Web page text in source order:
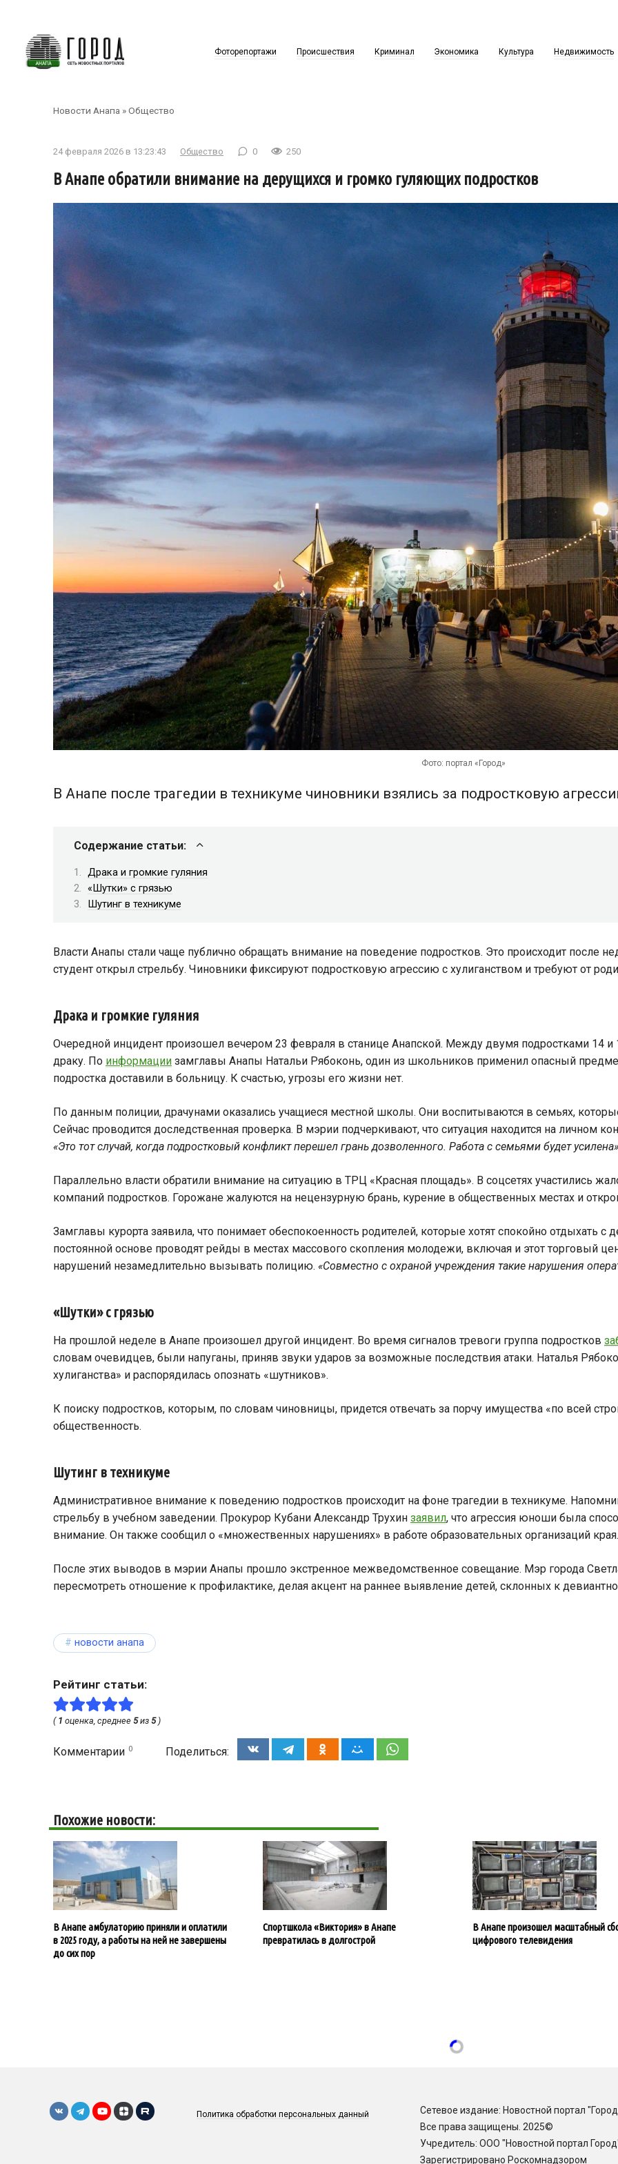
контенту
Фоторепортажи Происшествия Криминал Экономика Культура Недвижимость
Новости Анапа »Общество
24 февраля 2026 в 13:23:43 Общество 0 250
В Анапе обратили внимание на дерущихся и громко гуляющих подростков
Фото: портал «Город»
В Анапе после трагедии в техникуме чиновники взялись за подростковую
Содержание статьи:
Драка и громкие гуляния
«Шутки» с грязью
Шутинг в техникуме
Власти Анапы стали чаще публично обращать внимание на поведение подростков. Это происходит после
студент открыл стрельбу. Чиновники фиксируют подростковую агрессию с хулиганством и требуют от
Драка и громкие гуляния
Очередной инцидент произошел вечером 23 февраля в станице Анапской. Между двумя подростками 14
драку. По информации замглавы Анапы Натальи Рябоконь, один из школьников применил опасный
подростка доставили в больницу. К счастью, угрозы его жизни нет.
По данным полиции, драчунами оказались учащиеся местной школы. Они воспитываются в семьях,
Сейчас проводится доследственная проверка. В мэрии подчеркивают, что ситуация находится на личном
«Это тот случай, когда подростковый конфликт перешел грань дозволенного. Работа с семьями будет
Параллельно власти обратили внимание на ситуацию в ТРЦ «Красная площадь». В соцсетях участились
компаний подростков. Горожане жалуются на нецензурную брань, курение в общественных местах и
Замглавы курорта заявила, что понимает обеспокоенность родителей, которые хотят спокойно отдыхать
постоянной основе проводят рейды в местах массового скопления молодежи, включая и этот торговый
нарушений незамедлительно вызывать полицию. «Совместно с охраной учреждения такие нарушения
«Шутки» с грязью
На прошлой неделе в Анапе произошел другой инцидент. Во время сигналов тревоги группа подростков
словам очевидцев, были напуганы, приняв звуки ударов за возможные последствия атаки. Наталья
хулиганства» и распорядилась опознать «шутников».
К поиску подростков, которым, по словам чиновницы, придется отвечать за порчу имущества «по всей
общественность.
Шутинг в техникуме
Административное внимание к поведению подростков происходит на фоне трагедии в техникуме.
стрельбу в учебном заведении. Прокурор Кубани Александр Трухин заявил, что агрессия юноши была
внимание. Он также сообщил о «множественных нарушениях» в работе образовательных организаций края.
После этих выводов в мэрии Анапы прошло экстренное межведомственное совещание. Мэр города
пересмотреть отношение к профилактике, делая акцент на раннее выявление детей, склонных к
новости анапа
Рейтинг статьи:
( 1 оценка, среднее 5из 5)
Комментарии 0 Поделиться:
Похожие новости:
В Анапе амбулаторию приняли и оплатили
в 2025 году, а работы на ней не завершены
до сих пор
Спортшкола «Виктория» в Анапе
превратилась в долгострой
В Анапе произошел масштабный
цифрового телевидения
Политика обработки персональных данный
Сетевое издание: Новостной портал
Все права защищены. 2025©
Учредитель: ООО "Новостной портал
Зарегистрировано Роскомнадзором